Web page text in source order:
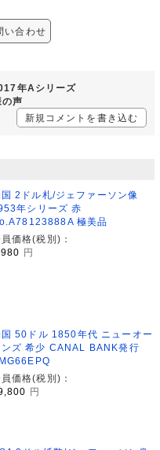
い合わせ
年Aシリーズ
声
新規コメントを書き込む
国 2ドル札/ジェファーソン像
年シリーズ 赤
極美品
価格(税別)：
円
国 50ドル 1850年代 ニューオー
ンズ 希少 CANAL BANK発行
価格(税別)：
円